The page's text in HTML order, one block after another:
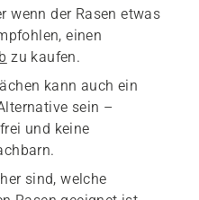
wenn der Rasen etwas
einen
zu kaufen.
kann auch ein
sein –
und keine
sind, welche